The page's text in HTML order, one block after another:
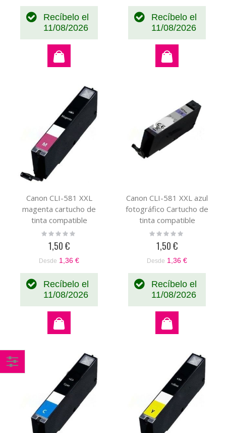
Recíbelo el
11/08/2026
Recíbelo el
11/08/2026
Canon CLI-581 XXL
magenta cartucho de
tinta compatible
(1996C001)
Rating:
1,50 €
Desde 1,36 €
Recíbelo el
11/08/2026
Canon CLI-581 XXL azul
fotográfico Cartucho de
tinta compatible
(1999C001)
Rating:
1,50 €
Desde 1,36 €
Recíbelo el
11/08/2026
Comprar